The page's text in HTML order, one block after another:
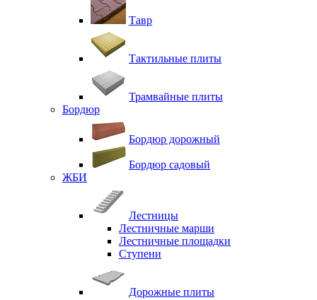
Тавр
Тактильные плиты
Трамвайные плиты
Бордюр
Бордюр дорожный
Бордюр садовый
ЖБИ
Лестницы
Лестничные марши
Лестничные площадки
Ступени
Дорожные плиты